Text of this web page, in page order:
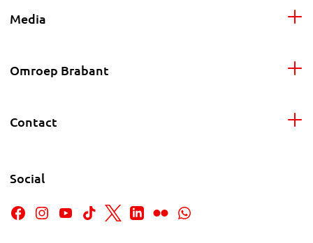
Media
Omroep Brabant
Contact
Social